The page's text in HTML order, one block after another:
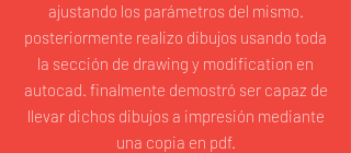
ajustando los parámetros del mismo.
posteriormente realizo dibujos usando toda
la sección de drawing y modification en
autocad. finalmente demostró ser capaz de
llevar dichos dibujos a impresión mediante
una copia en pdf.